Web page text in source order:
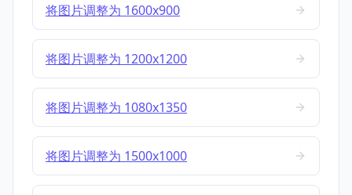
将图片调整为 1600x900
将图片调整为 1200x1200
将图片调整为 1080x1350
将图片调整为 1500x1000